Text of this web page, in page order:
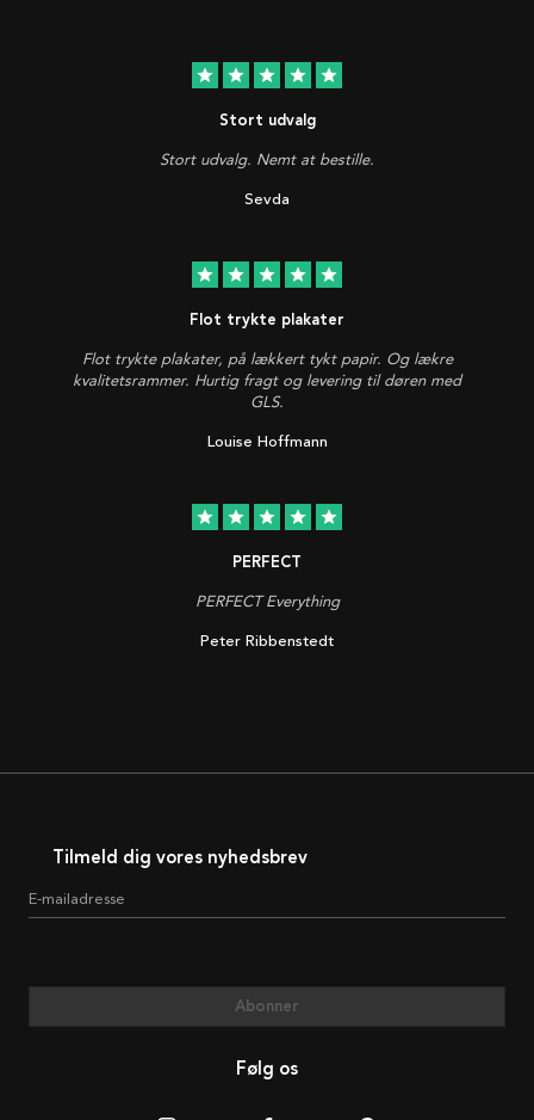
star star star star star
Stort udvalg
Stort udvalg. Nemt at bestille.
Sevda
star star star star star
Flot trykte plakater
Flot trykte plakater, på lækkert tykt papir. Og lækre
kvalitetsrammer. Hurtig fragt og levering til døren med
GLS.
Louise Hoffmann
star star star star star
PERFECT
PERFECT Everything
Peter Ribbenstedt
Tilmeld dig vores nyhedsbrev
E-mailadresse
Abonner
Følg os